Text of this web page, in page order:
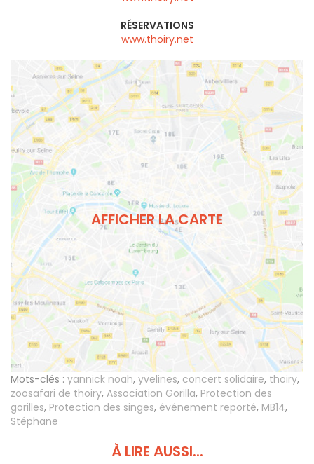
RÉSERVATIONS
www.thoiry.net
AFFICHER LA CARTE
Mots-clés : yannick noah, yvelines, concert solidaire, thoiry,
zoosafari de thoiry, Association Gorilla, Protection des
gorilles, Protection des singes, événement reporté, MB14,
Stéphane
À LIRE AUSSI...